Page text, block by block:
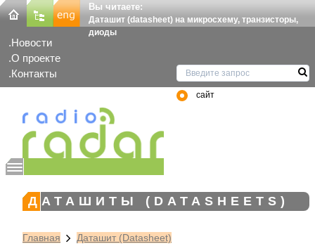
Вы читаете:
Даташит (datasheet) на микросхему, транзисторы,
диоды
Новости
О проекте
Контакты
сайт
ДАТАШИТЫ (DATASHEETS)
Главная Даташит (Datasheet)